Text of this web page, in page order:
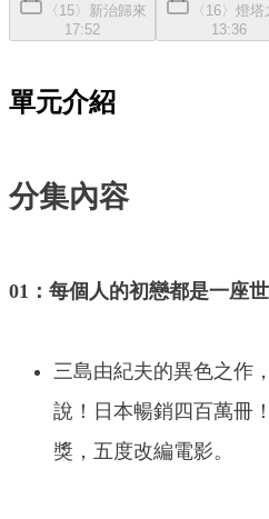
〈15〉新治歸來
17:52
〈16〉燈
13:36
單元介紹
分集內容
01：每個人的初戀都是一座
三島由紀夫的異色之作
說！日本暢銷四百萬冊
獎，五度改編電影。